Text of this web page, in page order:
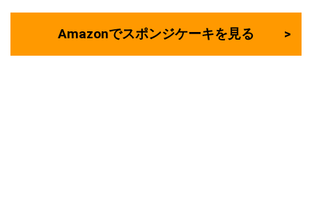
Amazonでスポンジケーキを見る